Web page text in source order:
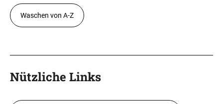
Waschen von A-Z
Nützliche Links